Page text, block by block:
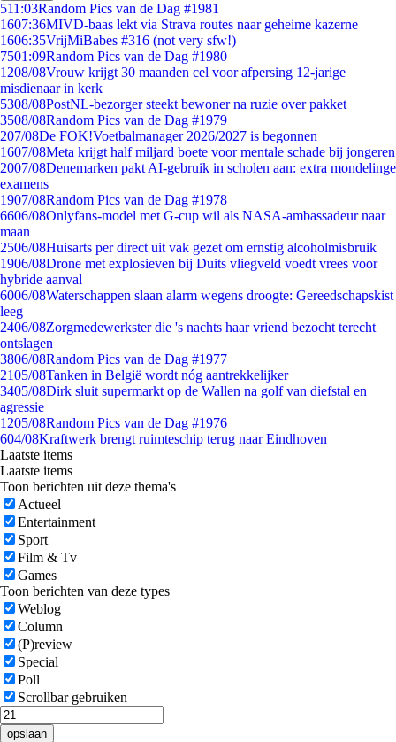
511:03Random Pics van de Dag #1981
1607:36MIVD-baas lekt via Strava routes naar geheime kazerne
1606:35VrijMiBabes #316 (not very sfw!)
7501:09Random Pics van de Dag #1980
1208/08Vrouw krijgt 30 maanden cel voor afpersing 12-jarige
misdienaar in kerk
5308/08PostNL-bezorger steekt bewoner na ruzie over pakket
3508/08Random Pics van de Dag #1979
207/08De FOK!Voetbalmanager 2026/2027 is begonnen
1607/08Meta krijgt half miljard boete voor mentale schade bij jongeren
2007/08Denemarken pakt AI-gebruik in scholen aan: extra mondelinge
examens
1907/08Random Pics van de Dag #1978
6606/08Onlyfans-model met G-cup wil als NASA-ambassadeur naar
maan
2506/08Huisarts per direct uit vak gezet om ernstig alcoholmisbruik
1906/08Drone met explosieven bij Duits vliegveld voedt vrees voor
hybride aanval
6006/08Waterschappen slaan alarm wegens droogte: Gereedschapskist
leeg
2406/08Zorgmedewerkster die 's nachts haar vriend bezocht terecht
ontslagen
3806/08Random Pics van de Dag #1977
2105/08Tanken in België wordt nóg aantrekkelijker
3405/08Dirk sluit supermarkt op de Wallen na golf van diefstal en
agressie
1205/08Random Pics van de Dag #1976
604/08Kraftwerk brengt ruimteschip terug naar Eindhoven
Laatste items
Laatste items
Toon berichten uit deze thema's
Actueel
Entertainment
Sport
Film & Tv
Games
Toon berichten van deze types
Weblog
Column
(P)review
Special
Poll
Scrollbar gebruiken
opslaan